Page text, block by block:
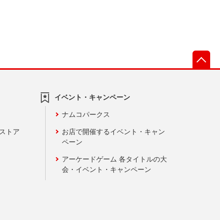
トア
イベント・キャンペーン
ナムコパークス
お店で開催するイベント・キャン
ペーン
アーケードゲーム 各タイトルの大
会・イベント・キャンペーン